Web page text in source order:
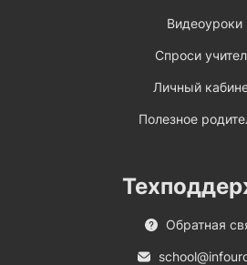
Видеоуроки
Спроси
Личный
Полезное
Обратная